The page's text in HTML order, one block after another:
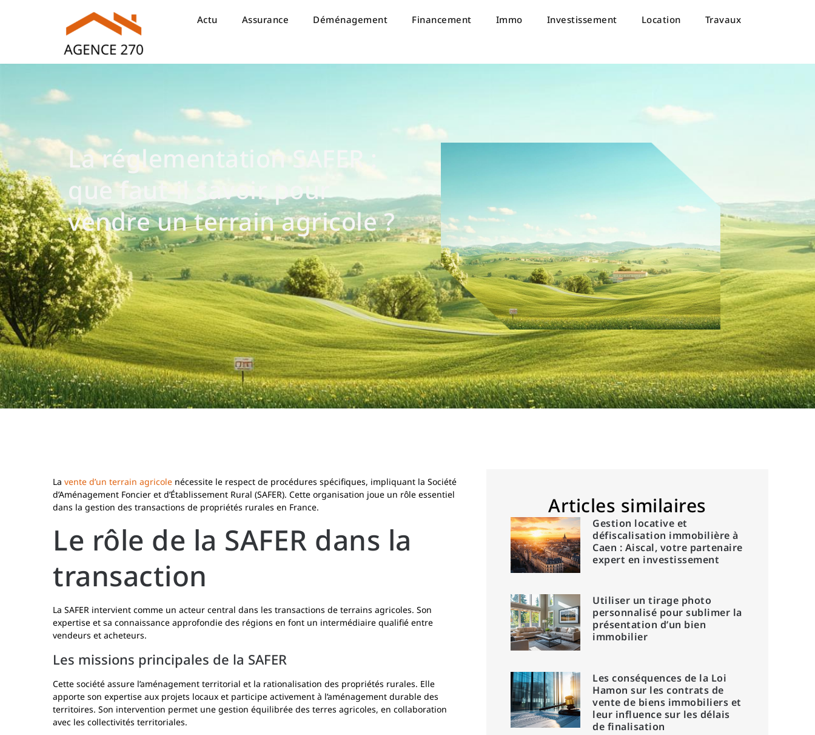
Actu Assurance Déménagement Financement Immo Investissement Location Travaux
La réglementation SAFER :
que faut-il savoir pour
vendre un terrain agricole ?
La vente d’un terrain agricole nécessite le respect de procédures spécifiques, impliquant la Société
d’Aménagement Foncier et d’Établissement Rural (SAFER). Cette organisation joue un rôle essentiel
dans la gestion des transactions de propriétés rurales en France.
Le rôle de la SAFER dans la
transaction
La SAFER intervient comme un acteur central dans les transactions de terrains agricoles. Son
expertise et sa connaissance approfondie des régions en font un intermédiaire qualifié entre
vendeurs et acheteurs.
Les missions principales de la SAFER
Cette société assure l’aménagement territorial et la rationalisation des propriétés rurales. Elle
apporte son expertise aux projets locaux et participe activement à l’aménagement durable des
territoires. Son intervention permet une gestion équilibrée des terres agricoles, en collaboration
avec les collectivités territoriales.
Articles similaires
Gestion locative et
défiscalisation immobilière à
Caen : Aiscal, votre partenaire
expert en investissement
Utiliser un tirage photo
personnalisé pour sublimer la
présentation d’un bien
immobilier
Les conséquences de la Loi
Hamon sur les contrats de
vente de biens immobiliers et
leur influence sur les délais
de finalisation